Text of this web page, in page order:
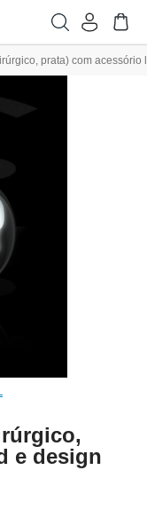
prata) com acessório
e design